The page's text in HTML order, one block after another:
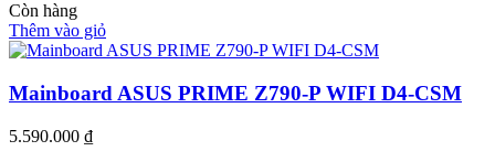
Còn hàng
Thêm vào giỏ
Mainboard ASUS PRIME Z790-P WIFI D4-CSM
5.590.000 ₫